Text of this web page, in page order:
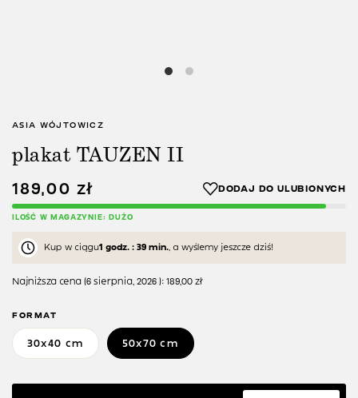
ASIA WÓJTOWICZ
plakat TAUZEN II
189,00 zł
ILOŚĆ W MAGAZYNIE: DUŻO
Kup w ciągu1 godz. : 39 min. , a wyślemy jeszcze dziś!
Najniższa cena (6 sierpnia, 2026 ): 189,00 zł
FORMAT
30x40 cm 50x70 cm